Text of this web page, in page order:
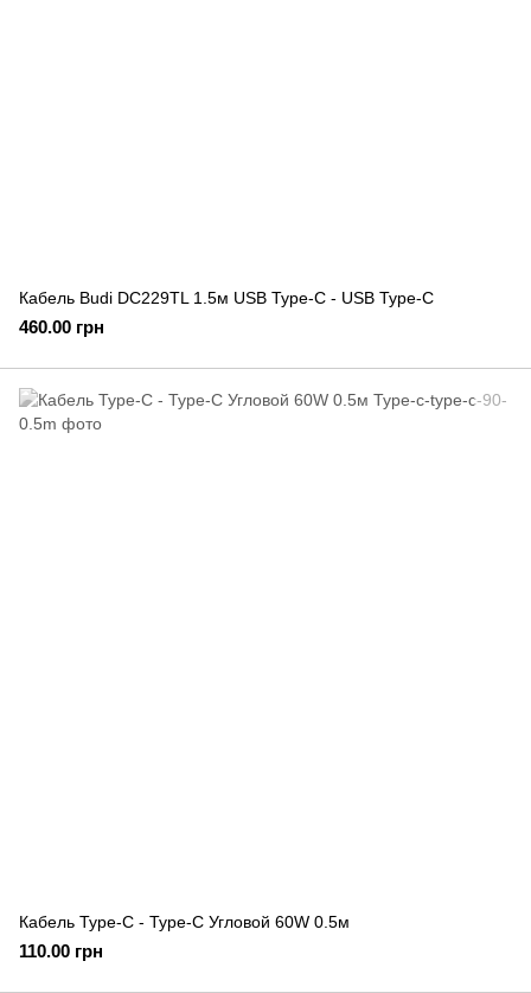
Кабель Budi DC229TL 1.5м USB Type-C - USB Type-C
460.00 грн
Кабель Type-C - Type-C Угловой 60W 0.5м
110.00 грн